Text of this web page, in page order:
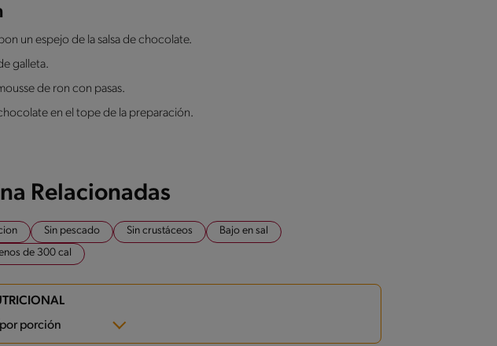
un espejo de la salsa de chocolate.
galleta.
de ron con pasas.
en el tope de la preparación.
Relacionadas
Sin pescado Sin crustáceos
Bajo en sal
de 300 cal
porción